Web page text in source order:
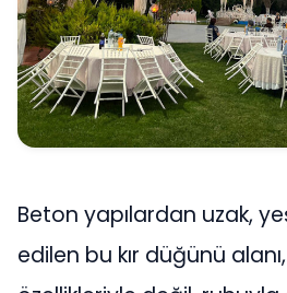
Beton yapılardan uzak,
edilen bu kır düğünü